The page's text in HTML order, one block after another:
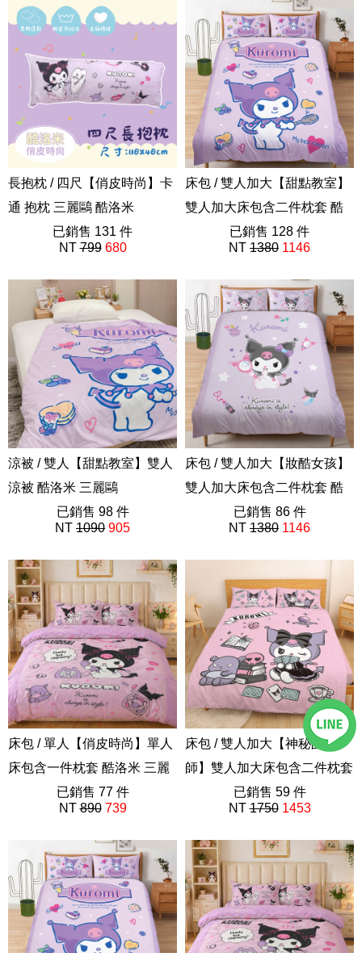
長抱枕 / 四尺【俏皮時尚】卡
通 抱枕 三麗鷗 酷洛米
長抱枕新已銷售 131 件
NT799 680
床包 / 雙人加大【甜點教室】
雙人加大床包含二件枕套 酷
洛米 三麗鷗
ABE201
已銷售 128 件
NT 1380 1146
涼被 / 雙人【甜點教室】雙人
涼被 酷洛米 三麗鷗
已銷售 98 件
NT 1090 905
床包 / 雙人加大【妝酷女孩】
雙人加大床包含二件枕套 酷
洛米 三麗鷗
ABF201
已銷售 86 件
NT 1380 1146
床包 / 單人【俏皮時尚】單人
床包含一件枕套 酷洛米 三麗
已銷售 77 件
NT890 739
床包 / 雙人加大【神秘占卜
師】雙人加大床包含二件枕套
55%天絲 酷洛米 三麗鷗
ABF101
已銷售 59 件
NT1750 1453